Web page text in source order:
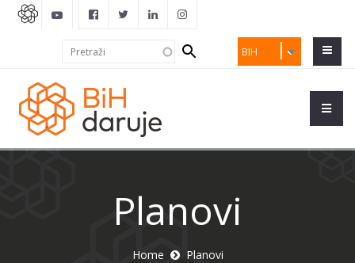
BIH
Search
form
Planovi
Home Planovi